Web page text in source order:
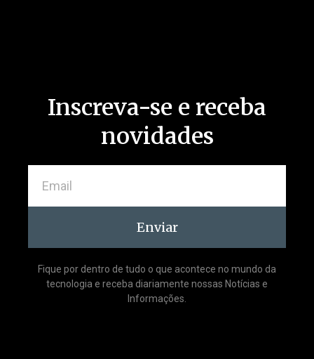
Inscreva-se e receba
novidades
Enviar
Fique por dentro de tudo o que acontece no mundo da
tecnologia e receba diariamente nossas Notícias e
Informações.